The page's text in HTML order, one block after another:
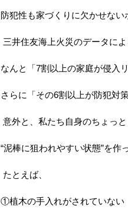
防犯性も家づくりに欠かせない
三井住友海上火災のデータによ
なんと「7割以上の家庭が侵入
さらに「その6割以上が防犯対
意外と、私たち自身のちょっ
“泥棒に狙われやすい状態”を
たとえば、
①植木の手入れがされていない